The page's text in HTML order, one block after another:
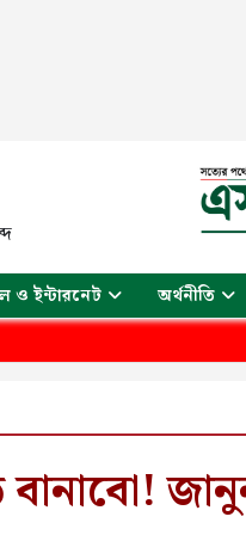
ও ইন্টারনেট অর্থনীতি
বানাবো!